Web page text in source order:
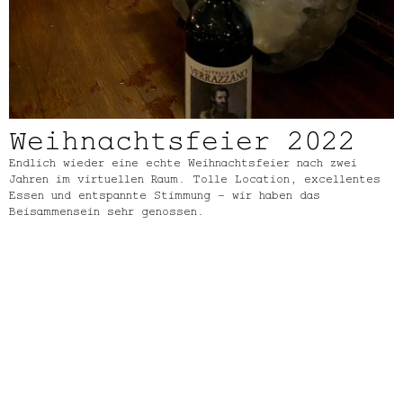
Weihnachtsfeier 2022
Endlich wieder eine echte Weihnachtsfeier nach zwei
Jahren im virtuellen Raum. Tolle Location, excellentes
Essen und entspannte Stimmung – wir haben das
Beisammensein sehr genossen.